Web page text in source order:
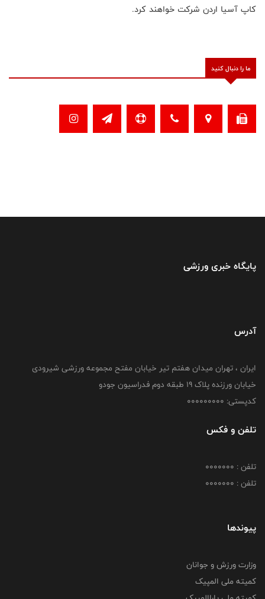
کاپ آسیا اردن شرکت خواهند کرد.
ما را دنبال کنید
پایگاه خبری ورزشی
آدرس
ایران ، تهران میدان هفتم تیر خیابان مفتح مجموعه ورزشی شیرودی
خیابان ورزنده پلاک ۱۹ طبقه دوم فدراسیون جودو
کدپستی: 000000000
تلفن و فکس
تلفن : 0000000
تلفن : 0000000
پیوندها
وزارت ورزش و جوانان
کمیته ملی المپیک